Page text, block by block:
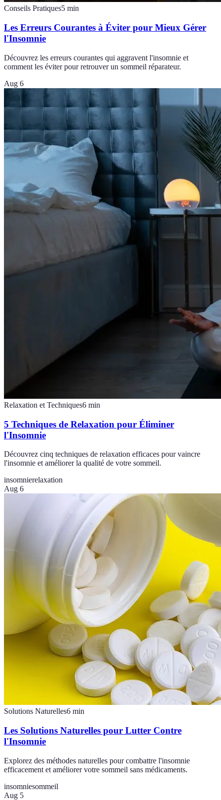
Conseils Pratiques5 min
Les Erreurs Courantes à Éviter pour Mieux Gérer
l'Insomnie
Découvrez les erreurs courantes qui aggravent l'insomnie et
comment les éviter pour retrouver un sommeil réparateur.
Aug 6
Relaxation et Techniques6 min
5 Techniques de Relaxation pour Éliminer
l'Insomnie
Découvrez cinq techniques de relaxation efficaces pour vaincre
l'insomnie et améliorer la qualité de votre sommeil.
insomnierelaxation
Aug 6
Solutions Naturelles6 min
Les Solutions Naturelles pour Lutter Contre
l'Insomnie
Explorez des méthodes naturelles pour combattre l'insomnie
efficacement et améliorer votre sommeil sans médicaments.
insomniesommeil
Aug 5